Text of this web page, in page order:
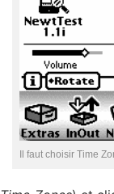
Il faut choisir Time